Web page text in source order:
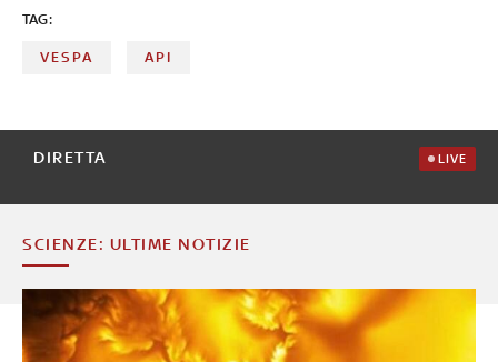
TAG:
VESPA API
DIRETTA LIVE
SCIENZE: ULTIME NOTIZIE